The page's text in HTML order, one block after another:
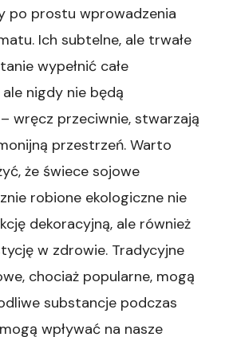
po prostu wprowadzenia
Ich subtelne, ale trwałe
wypełnić całe
nigdy nie będą
wręcz przeciwnie, stwarzają
przestrzeń. Warto
że świece sojowe
robione ekologiczne nie
dekoracyjną, ale również
w zdrowie. Tradycyjne
chociaż popularne, mogą
substancje podczas
wpływać na nasze